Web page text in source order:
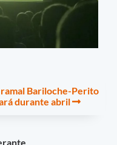
Bariloche-Perito
durante abril